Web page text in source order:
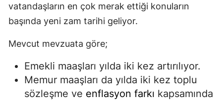
vatandaşların en çok merak ettiği konuların
başında yeni zam tarihi geliyor.
Mevcut mevzuata göre;
Emekli maaşları yılda iki kez artırılıyor.
Memur maaşları da yılda iki kez toplu
sözleşme ve enflasyon farkı kapsamında